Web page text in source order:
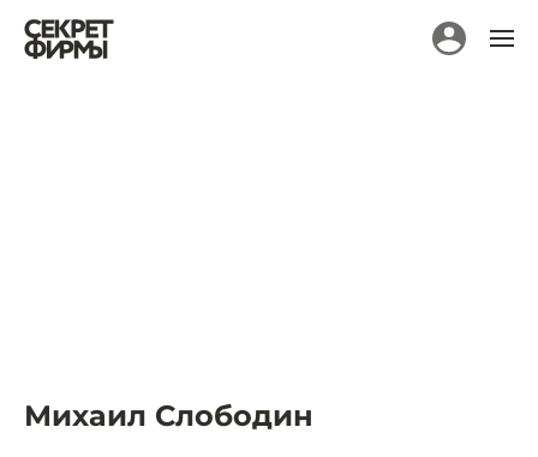
Михаил Слободин